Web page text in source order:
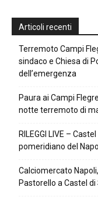
Articoli recenti
Terremoto Campi
sindaco e Chiesa di
dell’emergenza
Paura ai Campi
notte terremoto di
RILEGGI LIVE –
pomeridiano del
Calciomercato
Pastorello a Castel di